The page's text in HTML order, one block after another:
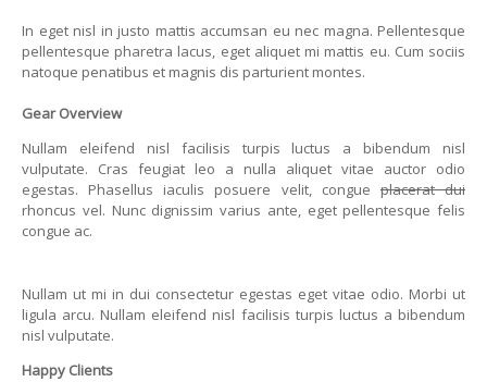
In eget nisl in justo mattis accumsan eu nec magna. Pellentesque
pellentesque pharetra lacus, eget aliquet mi mattis eu. Cum sociis
natoque penatibus et magnis dis parturient montes.
Gear Overview
Nullam eleifend nisl facilisis turpis luctus a bibendum nisl
vulputate. Cras feugiat leo a nulla aliquet vitae auctor odio
egestas. Phasellus iaculis posuere velit, congue placerat dui
rhoncus vel. Nunc dignissim varius ante, eget pellentesque felis
congue ac.
Nullam ut mi in dui consectetur egestas eget vitae odio. Morbi ut
ligula arcu. Nullam eleifend nisl facilisis turpis luctus a bibendum
nisl vulputate.
Happy Clients